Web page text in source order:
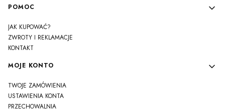
Linki w stopce
POMOC
JAK KUPOWAĆ?
ZWROTY I REKLAMACJE
KONTAKT
MOJE KONTO
TWOJE ZAMÓWIENIA
USTAWIENIA KONTA
PRZECHOWALNIA